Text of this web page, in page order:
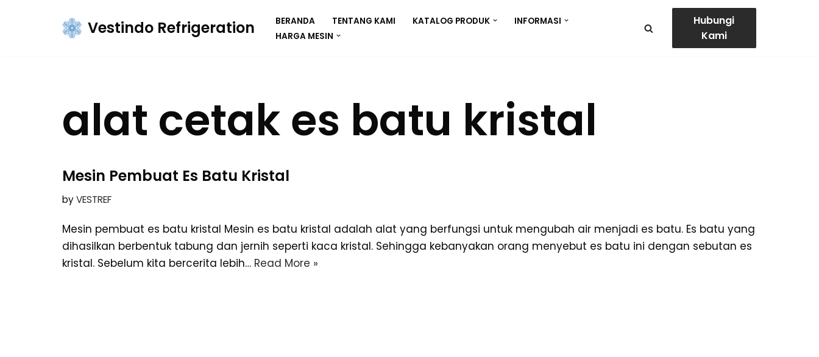
Vestindo Refrigeration BERANDA TENTANG KAMI KATALOG PRODUK
INFORMASI
HARGA MESIN
Hubungi
Kami
alat cetak es batu kristal
Mesin Pembuat Es Batu Kristal
byVESTREF
Mesin pembuat es batu kristal Mesin es batu kristal adalah alat yang berfungsi untuk mengubah air menjadi es batu. Es batu yang
dihasilkan berbentuk tabung dan jernih seperti kaca kristal. Sehingga kebanyakan orang menyebut es batu ini dengan sebutan es
kristal. Sebelum kita bercerita lebih… Read More »